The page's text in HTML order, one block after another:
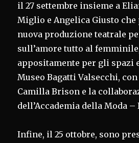
il 27 settembre insieme a
Miglio e Angelica Giusto che
nuova produzione teatrale
sull’amore tutto al
appositamente per gli spazi
Museo Bagatti Valsecchi,
Camilla Brison e la
dell’Accademia della Moda –
Infine, il 25 ottobre, sono